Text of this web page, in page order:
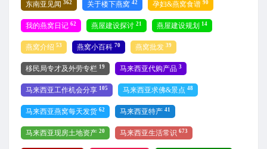
东南亚见闻 362 关于楼下燕窝 42 孕妇&燕窝食谱 90
我的燕窝日记 62 燕屋建设探讨 21 燕屋建设规划 14
燕窝介绍 53 燕窝小百科 70 燕窝批发 39
移民局专才及外劳专栏 19 马来西亚代购产品 3
马来西亚工作机会分享 105 马来西亚求佛&景点 48
马来西亚燕窝每天发货 62 马来西亚特产 41
马来西亚现房土地资产 20 马来西亚生活常识 673